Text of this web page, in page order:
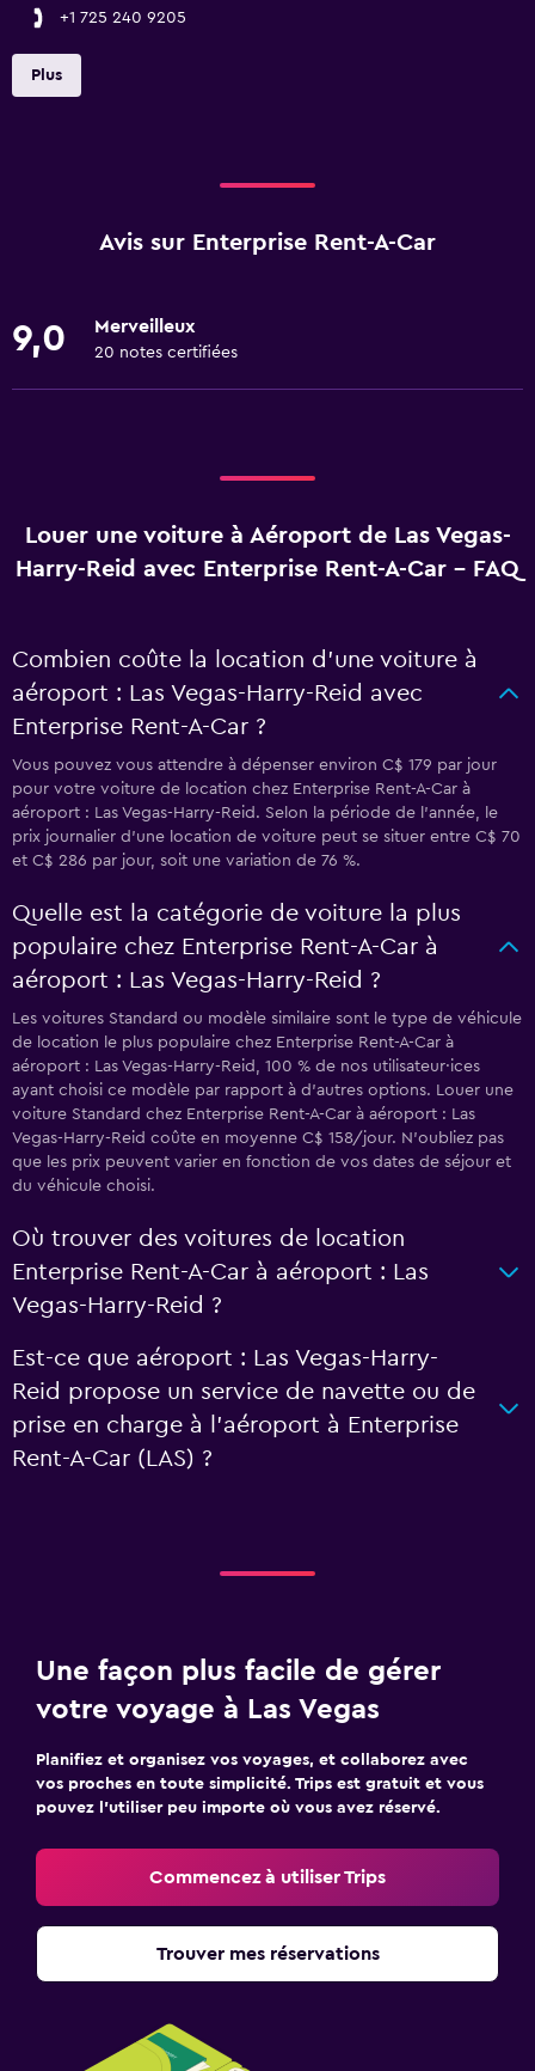
+1 725 240 9205
Plus
Avis sur Enterprise Rent-A-Car
9,0 Merveilleux
20 notes certifiées
Louer une voiture à Aéroport de Las Vegas-
Harry-Reid avec Enterprise Rent-A-Car - FAQ
Combien coûte la location d’une voiture à
aéroport : Las Vegas-Harry-Reid avec
Enterprise Rent-A-Car ?
Vous pouvez vous attendre à dépenser environ C$ 179 par jour
pour votre voiture de location chez Enterprise Rent-A-Car à
aéroport : Las Vegas-Harry-Reid. Selon la période de l’année, le
prix journalier d'une location de voiture peut se situer entre C$ 70
et C$ 286 par jour, soit une variation de 76 %.
Quelle est la catégorie de voiture la plus
populaire chez Enterprise Rent-A-Car à
aéroport : Las Vegas-Harry-Reid ?
Les voitures Standard ou modèle similaire sont le type de véhicule
de location le plus populaire chez Enterprise Rent-A-Car à
aéroport : Las Vegas-Harry-Reid, 100 % de nos utilisateur·ices
ayant choisi ce modèle par rapport à d’autres options. Louer une
voiture Standard chez Enterprise Rent-A-Car à aéroport : Las
Vegas-Harry-Reid coûte en moyenne C$ 158/jour. N'oubliez pas
que les prix peuvent varier en fonction de vos dates de séjour et
du véhicule choisi.
Où trouver des voitures de location
Enterprise Rent-A-Car à aéroport : Las
Vegas-Harry-Reid ?
Est-ce que aéroport : Las Vegas-Harry-
Reid propose un service de navette ou de
prise en charge à l’aéroport à Enterprise
Rent-A-Car (LAS) ?
Une façon plus facile de gérer
votre voyage à Las Vegas
Planifiez et organisez vos voyages, et collaborez avec
vos proches en toute simplicité. Trips est gratuit et vous
pouvez l’utiliser peu importe où vous avez réservé.
Commencez à utiliser Trips
Trouver mes réservations